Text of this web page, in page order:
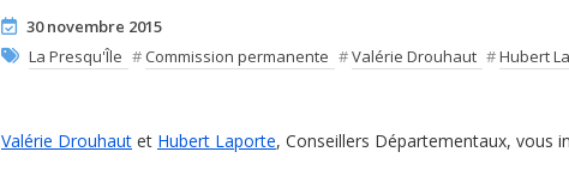
30 novembre 2015
La Presqu'Île # Commission permanente #Valérie Drouhaut #Hubert
Valérie Drouhaut et Hubert Laporte, Conseillers Départementaux, vous